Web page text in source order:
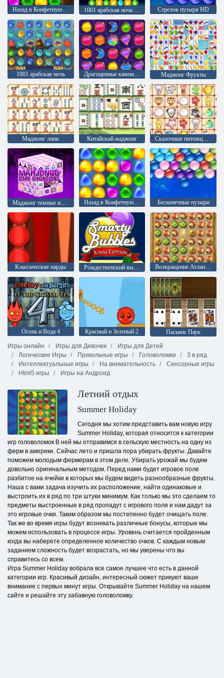
Назад в Конфетную страну 4: Леденцовый сад 1001 арабская ночь 2: Аладдин и волшебная лампа Стрелок пузыря HD
1001 арабская ночь Драгоценные камни Аравии Маджонг Фрукты
Маджонг линк Китайский маджонг
Маджонг темные измерения Назад в Конфетную страну: Эпизод 1 Бесконечные пузыри
Классические нарды Рождественский выпуск: Забавные пузыри Возвращение Атлантиды
Огонь и Вода 4 Красный и Зеленый 2
Пасьянс Паук
Игры онлайн
Игры для Девочек
Игры для Детей
Логические Игры
Прикольные игры Головоломки
3 в ряд
Интеллектуальные игры
На внимательность
Сенсорные игры
Html5 игры
Игры на Андроид
Летний отдых
Summer Holiday
Сегодня мы хотим представить вам новую игру
Summer Holiday, которая относится к категории
игр головоломок В ней мы отправимся в сельскую местность на одну из
ферм в америке. Сейчас лето и пришла пора убирать фрукты. Давайте
поможем молодым фермерам в этом деле. Убирать урожай мы будем
довольно оригинальным методом. Перед нами будет игровое поле
разбитое на ячейки в которых мы будем видеть разнообразные фрукты.
Наша с вами задача изучить их расположение, найти одинаковые и
выстроить их в ряд по три штуки минимум. Как только мы это сделаем то
предметы выстроенные в ряд пропадут с игрового поля и нам дадут за
это игровые очки. Таким образом мы постепенно будет очищать поле.
Так же во время игры будут возникать различные бонусы, которые мы
можем использовать в процессе игры. Уровень считается пройденным
когда вы наберете определенное количество очков. С каждым новым
заданием сложность будет возрастать, но мы уверены что вы
справитесь со всем.
Игра Summer Holiday вобрала все самое лучшее что есть в данной
категории игр. Красивый дизайн, интересный сюжет прикуют ваше
внимание с первых минут игры. Открывайте Summer Holiday на нашем
сайте и решайте эту забавную головоломку.